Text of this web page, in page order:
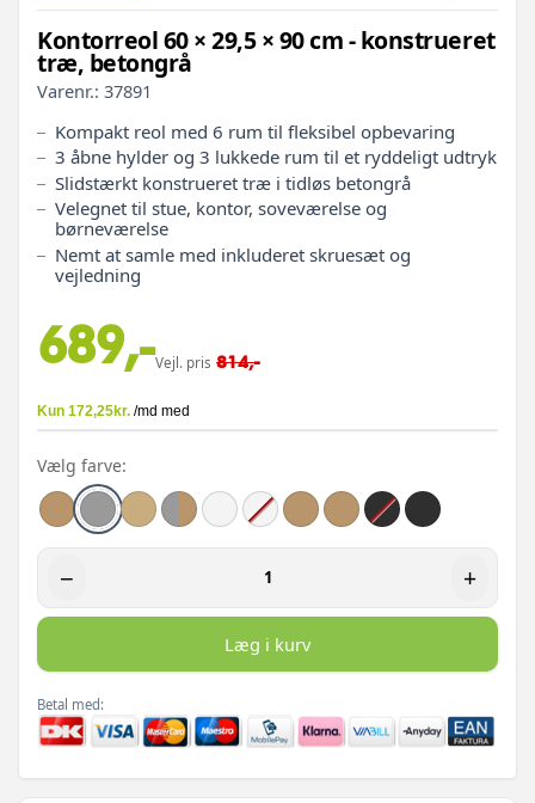
Kontorreol 60 × 29,5 × 90 cm - konstrueret
træ, betongrå
Varenr.: 37891
Kompakt reol med 6 rum til fleksibel opbevaring
3 åbne hylder og 3 lukkede rum til et ryddeligt udtryk
Slidstærkt konstrueret træ i tidløs betongrå
Velegnet til stue, kontor, soveværelse og
børneværelse
Nemt at samle med inkluderet skruesæt og
vejledning
689,-Vejl. pris 814,-
Vælg farve:
− +
Læg i kurv
Betal med: